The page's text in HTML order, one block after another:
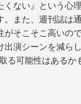
くない』という心
。また、週刊誌は
がそこそこ高いの
出演シーンを減ら
る可能性はあるか